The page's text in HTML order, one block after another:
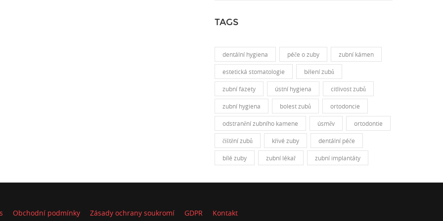
TAGS
dentální hygiena péče o zuby zubní kámen
estetická stomatologie bělení zubů
zubní fazety ústní hygiena citlivost zubů
zubní hygiena bolest zubů ortodoncie
odstranění zubního kamene úsměv ortodontie
čištění zubů křivé zuby dentální péče
bílé zuby zubní lékař zubní implantáty
Obchodní podmínky Zásady ochrany soukromí GDPR Kontakt